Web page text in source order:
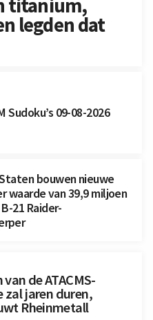
titanium,
legden dat
Sudoku’s 09-08-2026
bouwen nieuwe
van 39,9 miljoen
21 Raider-
de ATACMS-
zal jaren duren,
Rheinmetall